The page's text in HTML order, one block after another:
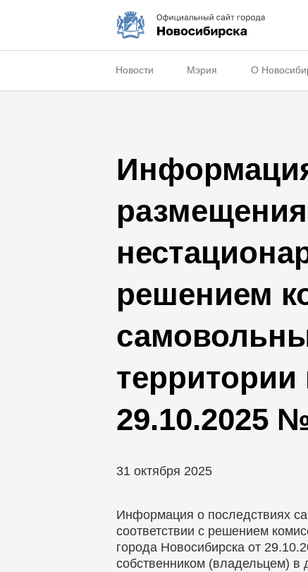
Новости Мэрия О
решением
территории
29.10.2025
31 октября 2025
Информация о последствиях
соответствии с решением
города Новосибирска от
собственником (владельцем)